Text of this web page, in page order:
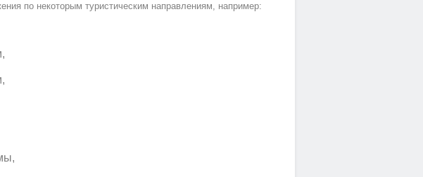
по некоторым туристическим направлениям, например: